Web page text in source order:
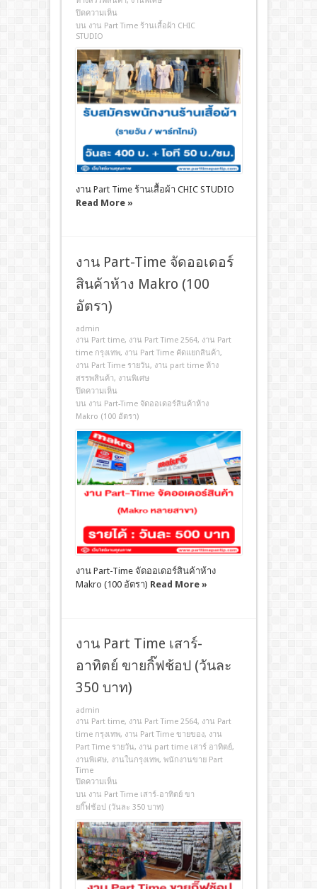
ปิดความเห็น
บน งาน Part Time ร้านเสื้อผ้า CHIC
STUDIO
งาน Part Time ร้านเสื้อผ้า CHIC STUDIO
Read More »
งาน Part-Time จัดออเดอร์
สินค้าห้าง Makro (100
อัตรา)
admin
งาน Part time, งาน Part Time 2564, งาน Part
time กรุงเทพ, งาน Part Time คัดแยกสินค้า,
งาน Part Time รายวัน, งาน part time ห้าง
สรรพสินค้า, งานพิเศษ
ปิดความเห็น
บน งาน Part-Time จัดออเดอร์สินค้าห้าง
Makro (100 อัตรา)
งาน Part-Time จัดออเดอร์สินค้าห้าง
Makro (100 อัตรา) Read More »
งาน Part Time เสาร์-
อาทิตย์ ขายกิ๊ฟช้อป (วันละ
350 บาท)
admin
งาน Part time, งาน Part Time 2564, งาน Part
time กรุงเทพ, งาน Part Time ขายของ, งาน
Part Time รายวัน, งาน part time เสาร์ อาทิตย์,
งานพิเศษ, งานในกรุงเทพ, พนักงานขาย Part
Time
ปิดความเห็น
บน งาน Part Time เสาร์-อาทิตย์ ขา
ยกิ๊ฟช้อป (วันละ 350 บาท)